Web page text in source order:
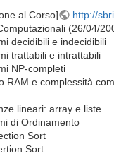
al Corso] http://
(26/04/
decidibili e indecidibili
trattabili e intrattabili
NP-completi
RAM e complessità
lineari: array e liste
di Ordinamento
Sort
Sort